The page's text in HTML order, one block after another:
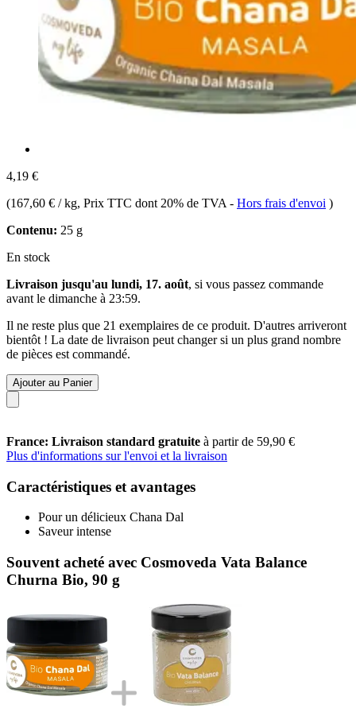
4,19 €
(167,60 € / kg, Prix TTC dont 20% de TVA - Hors frais d'envoi )
Contenu: 25 g
En stock
Livraison jusqu'au lundi, 17. août, si vous passez commande
avant le dimanche à 23:59.
Il ne reste plus que 21 exemplaires de ce produit. D'autres arriveront
bientôt ! La date de livraison peut changer si un plus grand nombre
de pièces est commandé.
Ajouter au Panier
France: Livraison standard gratuite à partir de 59,90 €
Plus d'informations sur l'envoi et la livraison
Caractéristiques et avantages
Pour un délicieux Chana Dal
Saveur intense
Souvent acheté avec Cosmoveda Vata Balance
Churna Bio, 90 g